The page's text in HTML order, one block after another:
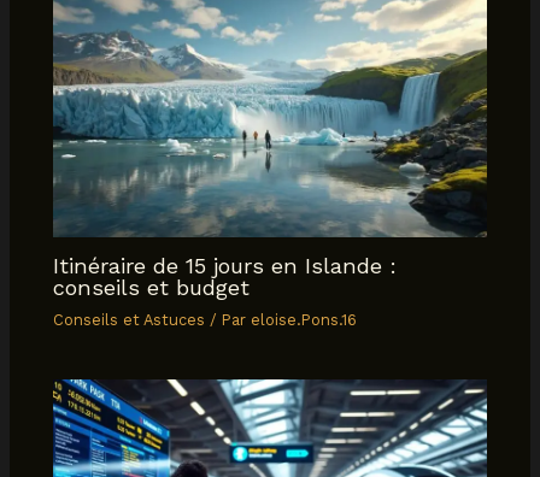
Itinéraire de 15 jours en Islande :
conseils et budget
Conseils et Astuces / Par eloise.Pons.16